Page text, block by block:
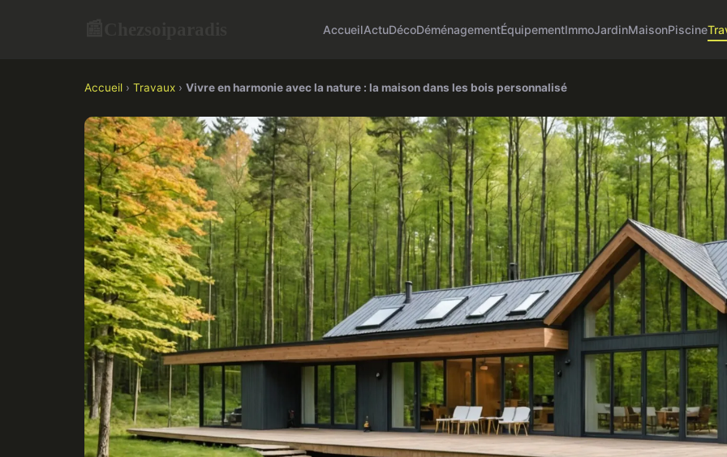
AccueilActuDécoDéménagementÉquipementImmoJardinMaisonPiscine
Accueil › Travaux › Vivre en harmonie avec la nature : la maison dans les bois personnalisé